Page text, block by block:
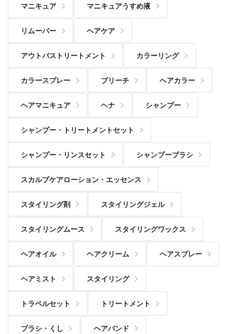
マニキュア マニキュアうすめ液
リムーバー ヘアケア
アウトバストリートメント カラーリング
カラースプレー ブリーチ ヘアカラー
ヘアマニキュア ヘナ シャンプー
シャンプー・トリートメントセット
シャンプー・リンスセット シャンプーブラシ
スカルプケアローション・エッセンス
スタイリング剤 スタイリングジェル
スタイリングムース スタイリングワックス
ヘアオイル ヘアクリーム ヘアスプレー
ヘアミスト スタイリング
トラベルセット トリートメント
ブラシ・くし ヘアバンド